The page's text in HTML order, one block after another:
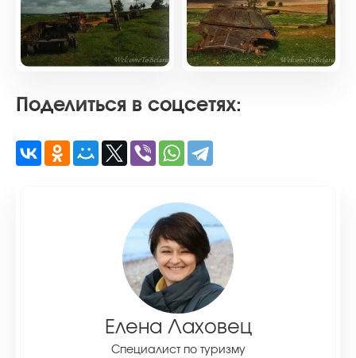
Поделиться в соцсетях:
Елена Лаховец
Специалист по туризму